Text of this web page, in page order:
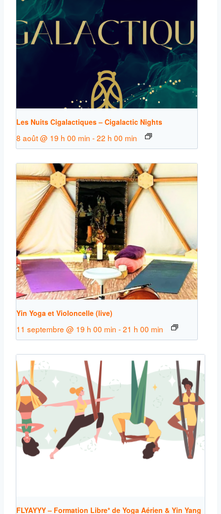
Les Nuits Cigalactiques – Cigalactic Nights
8 août @ 19 h 00 min -22 h 00 min
Yin Yoga et Violoncelle (live)
11 septembre @ 19 h 00 min -21 h 00 min
FLYAYYY – Formation Libre* de Yoga Aérien & Yin Yang